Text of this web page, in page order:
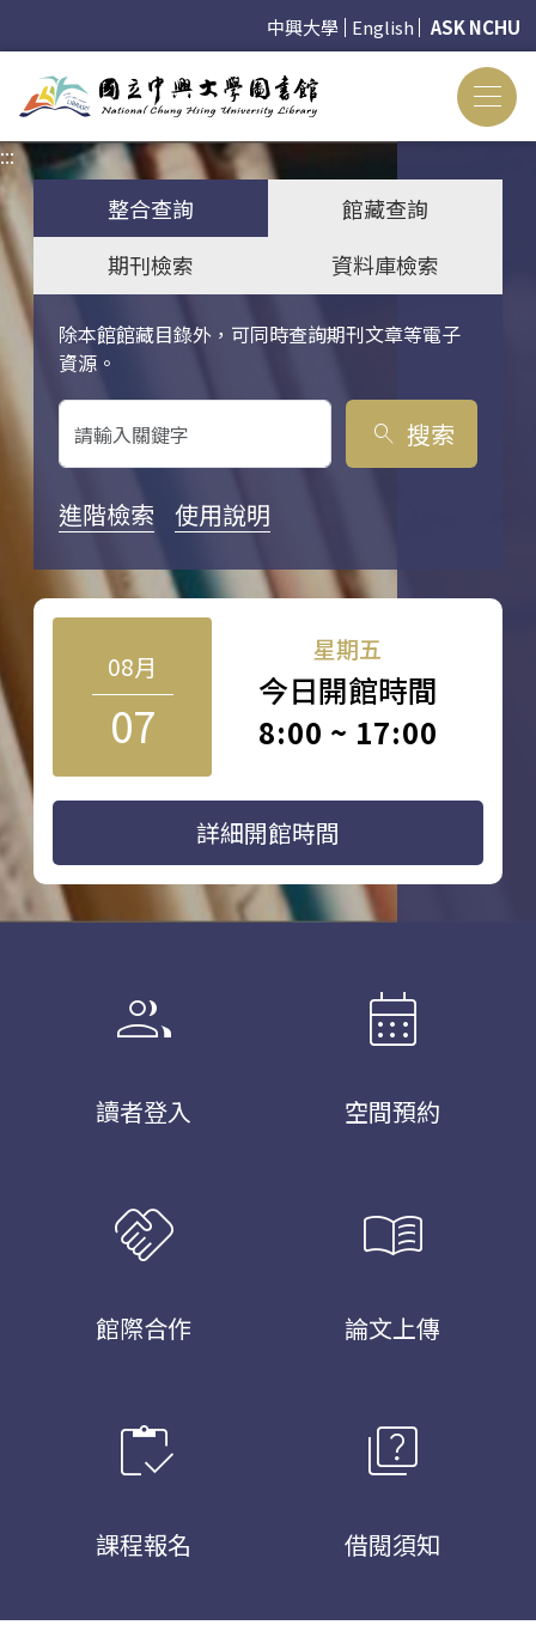
中興大學 English ASK NCHU
:::
整合查詢
館藏查詢
期刊檢索
資料庫檢索
除本館館藏目錄外，可同時查詢期刊文章等電子
資源。
關鍵字搜尋
search 搜索
進階檢索 使用說明
08月
07
星期五
今日開館時間
8:00 ~ 17:00
詳細開館時間
group
讀者登入
calendar_month
空間預約
handshake
館際合作
menu_book
論文上傳
inventory
課程報名
quiz
借閱須知